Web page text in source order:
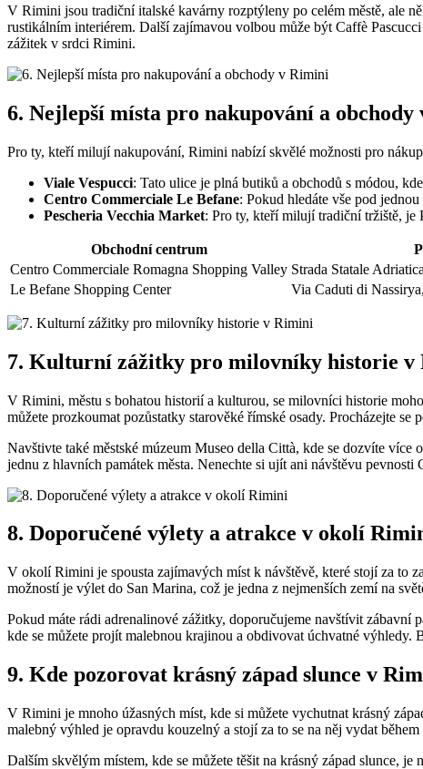
V Rimini jsou tradiční italské kavárny rozptýleny po celém městě, ale
rustikálním interiérem. Další zajímavou volbou může být Caffè
zážitek v srdci Rimini.
6. Nejlepší místa pro nakupování a
Pro ty, kteří milují nakupování, Rimini nabízí skvělé možnosti pro
Viale Vespucci: Tato ulice je plná butiků a obchodů s módou,
Centro Commerciale Le Befane: Pokud hledáte vše pod
Pescheria Vecchia Market: Pro ty, kteří milují tradiční tržiště, je
Obchodní centrum
Centro Commerciale Romagna Shopping Valley Strada Statale
Le Befane Shopping Center
Via Caduti di
7. Kulturní zážitky pro milovníky historie v
V Rimini, městu s bohatou historií a kulturou, se milovníci historie
můžete prozkoumat pozůstatky starověké římské osady. Procházejte
Navštivte také městské múzeum Museo della Città, kde se dozvíte
jednu z hlavních památek města. Nenechte si ujít ani návštěvu
8. Doporučené výlety a atrakce v okolí
V okolí Rimini je spousta zajímavých míst k návštěvě, které stojí za to
možností je výlet do San Marina, což je jedna z nejmenších zemí na
Pokud máte rádi adrenalinové zážitky, doporučujeme navštívit
kde se můžete projít malebnou krajinou a obdivovat úchvatné výhledy.
9. Kde pozorovat krásný západ slunce v
V Rimini je mnoho úžasných míst, kde si můžete vychutnat krásný
malebný výhled je opravdu kouzelný a stojí za to se na něj vydat
Dalším skvělým místem, kde se můžete těšit na krásný západ slunce,